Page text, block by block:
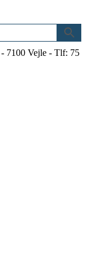
7100 Vejle - Tlf: 75